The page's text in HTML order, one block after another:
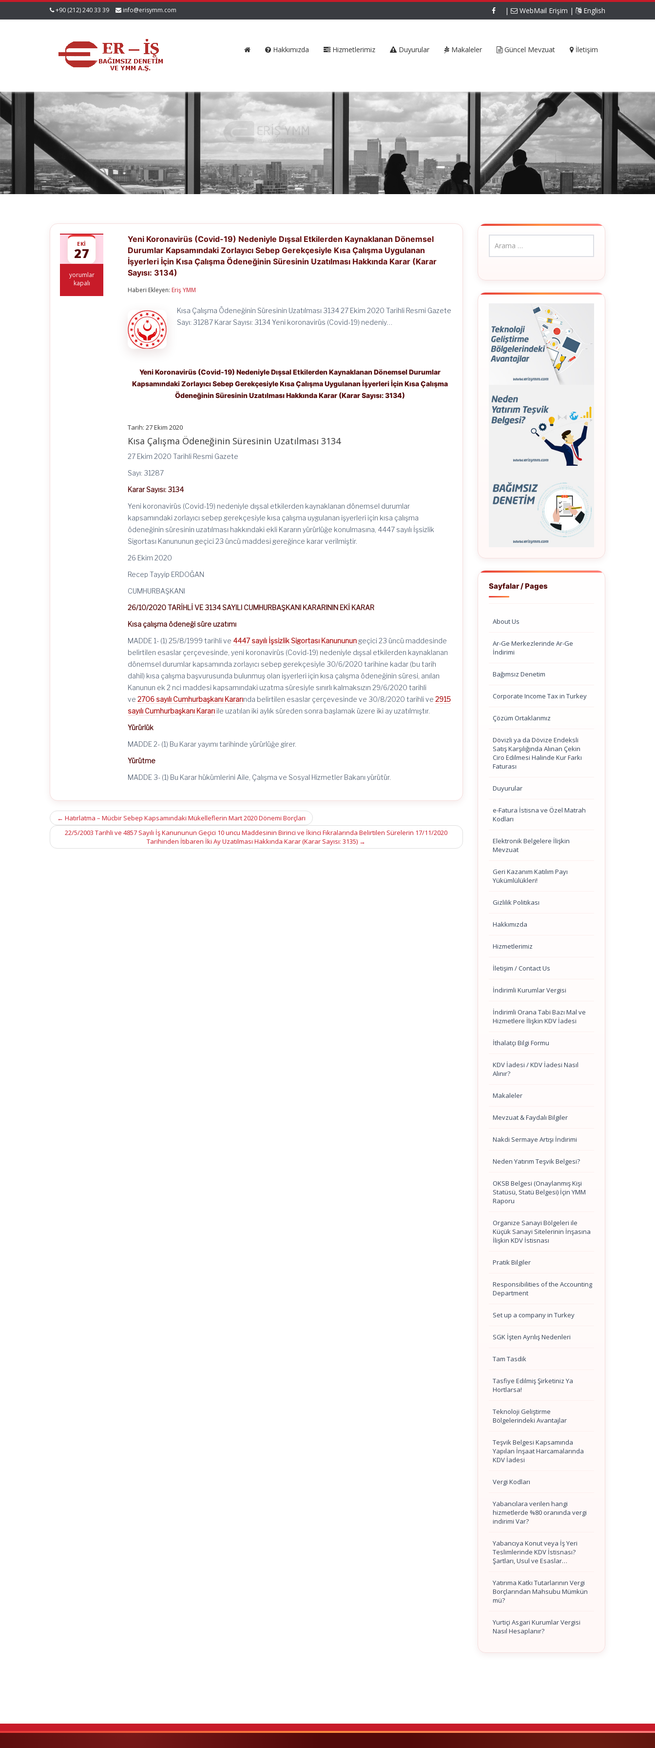
+90 (212) 240 33 39 info@erisymm.com | WebMail Erişim | English
Hakkımızda Hizmetlerimiz Duyurular Makaleler Güncel Mevzuat İletişim
EKI
27
Yeni
Koronavirüs
yorumlar
kapalı
Yeni Koronavirüs (Covid-19) Nedeniyle Dışsal Etkilerden Kaynaklanan Dönemsel
Durumlar Kapsamındaki Zorlayıcı Sebep Gerekçesiyle Kısa Çalışma Uygulanan
İşyerleri İçin Kısa Çalışma Ödeneğinin Süresinin Uzatılması Hakkında Karar (Karar
Sayısı: 3134)
Haberi Ekleyen: Eriş YMM
Kısa Çalışma Ödeneğinin Süresinin Uzatılması 3134 27 Ekim 2020 Tarihli Resmi Gazete
Sayı: 31287 Karar Sayısı: 3134 Yeni koronavirüs (Covid-19) nedeniy…
Yeni Koronavirüs (Covid-19) Nedeniyle Dışsal Etkilerden Kaynaklanan Dönemsel Durumlar
Kapsamındaki Zorlayıcı Sebep Gerekçesiyle Kısa Çalışma Uygulanan İşyerleri İçin Kısa Çalışma
Ödeneğinin Süresinin Uzatılması Hakkında Karar (Karar Sayısı: 3134)
Tarih: 27 Ekim 2020
Kısa Çalışma Ödeneğinin Süresinin Uzatılması 3134
27 Ekim 2020 Tarihli Resmi Gazete
Sayı: 31287
Karar Sayısı: 3134
Yeni koronavirüs (Covid-19) nedeniyle dışsal etkilerden kaynaklanan dönemsel durumlar
kapsamındaki zorlayıcı sebep gerekçesiyle kısa çalışma uygulanan işyerleri için kısa çalışma
ödeneğinin süresinin uzatılması hakkındaki ekli Kararın yürürlüğe konulmasına, 4447 sayılı İşsizlik
Sigortası Kanununun geçici 23 üncü maddesi gereğince karar verilmiştir.
26 Ekim 2020
Recep Tayyip ERDOĞAN
CUMHURBAŞKANI
26/10/2020 TARİHLİ VE 3134 SAYILI CUMHURBAŞKANI KARARININ EKİ KARAR
Kısa çalışma ödeneği süre uzatımı
MADDE 1- (1) 25/8/1999 tarihli ve 4447 sayılı İşsizlik Sigortası Kanununun geçici 23 üncü maddesinde
belirtilen esaslar çerçevesinde, yeni koronavirüs (Covid-19) nedeniyle dışsal etkilerden kaynaklanan
dönemsel durumlar kapsamında zorlayıcı sebep gerekçesiyle 30/6/2020 tarihine kadar (bu tarih
dahil) kısa çalışma başvurusunda bulunmuş olan işyerleri için kısa çalışma ödeneğinin süresi, anılan
Kanunun ek 2 nci maddesi kapsamındaki uzatma süresiyle sınırlı kalmaksızın 29/6/2020 tarihli
ve2706 sayılı Cumhurbaşkanı Kararında belirtilen esaslar çerçevesinde ve 30/8/2020 tarihli ve2915
sayılı Cumhurbaşkanı Kararı ile uzatılan iki aylık süreden sonra başlamak üzere iki ay uzatılmıştır.
Yürürlük
MADDE 2- (1) Bu Karar yayımı tarihinde yürürlüğe girer.
Yürütme
MADDE 3- (1) Bu Karar hükümlerini Aile, Çalışma ve Sosyal Hizmetler Bakanı yürütür.
Post
navigation
← Hatırlatma – Mücbir Sebep Kapsamındaki Mükelleflerin Mart 2020 Dönemi Borçları
22/5/2003 Tarihli ve 4857 Sayılı İş Kanununun Geçici 10 uncu Maddesinin Birinci ve İkinci Fıkralarında Belirtilen Sürelerin 17/11/2020
Tarihinden İtibaren İki Ay Uzatılması Hakkında Karar (Karar Sayısı: 3135) →
Sayfalar / Pages
About Us
Ar-Ge Merkezlerinde Ar-Ge
İndirimi
Bağımsız Denetim
Corporate Income Tax in Turkey
Çözüm Ortaklarımız
Dövizli ya da Dövize Endeksli
Satış Karşılığında Alınan Çekin
Ciro Edilmesi Halinde Kur Farkı
Faturası
Duyurular
e-Fatura İstisna ve Özel Matrah
Kodları
Elektronik Belgelere İlişkin
Mevzuat
Geri Kazanım Katılım Payı
Yükümlülükleri!
Gizlilik Politikası
Hakkımızda
Hizmetlerimiz
İletişim / Contact Us
İndirimli Kurumlar Vergisi
İndirimli Orana Tabi Bazı Mal ve
Hizmetlere İlişkin KDV İadesi
İthalatçı Bilgi Formu
KDV İadesi / KDV İadesi Nasıl
Alınır?
Makaleler
Mevzuat & Faydalı Bilgiler
Nakdi Sermaye Artışı İndirimi
Neden Yatırım Teşvik Belgesi?
OKSB Belgesi (Onaylanmış Kişi
Statüsü, Statü Belgesi) İçin YMM
Raporu
Organize Sanayi Bölgeleri ile
Küçük Sanayi Sitelerinin İnşasına
İlişkin KDV İstisnası
Pratik Bilgiler
Responsibilities of the Accounting
Department
Set up a company in Turkey
SGK İşten Ayrılış Nedenleri
Tam Tasdik
Tasfiye Edilmiş Şirketiniz Ya
Hortlarsa!
Teknoloji Geliştirme
Bölgelerindeki Avantajlar
Teşvik Belgesi Kapsamında
Yapılan İnşaat Harcamalarında
KDV İadesi
Vergi Kodları
Yabancılara verilen hangi
hizmetlerde %80 oranında vergi
indirimi Var?
Yabancıya Konut veya İş Yeri
Teslimlerinde KDV İstisnası?
Şartları, Usul ve Esaslar…
Yatırıma Katkı Tutarlarının Vergi
Borçlarından Mahsubu Mümkün
mü?
Yurtiçi Asgari Kurumlar Vergisi
Nasıl Hesaplanır?